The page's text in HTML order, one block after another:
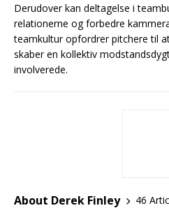
Derudover kan deltagelse i
relationerne og forbedre
teamkultur opfordrer pitchere til
skaber en kollektiv
involverede.
About Derek Finley
46